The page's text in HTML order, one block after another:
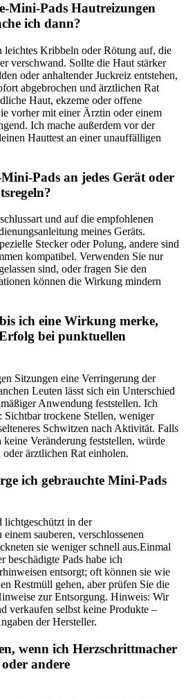
Hautreizungen
ich ⁢dann?
leichtes Kribbeln ⁣oder‍ Rötung ⁢auf,‍ die
‍verschwand. Sollte die ⁢Haut stärker‍
oder ‍anhaltender Juckreiz entstehen,⁣
abgebrochen und⁣ ärztlichen Rat⁣
Haut, ekzeme oder ⁤offene
vorher mit einer Ärztin oder einem
​Ich mache außerdem vor der
⁢Hauttest an einer unauffälligen
an jedes Gerät oder
und auf die empfohlenen‍
meines Geräts.​
Stecker oder Polung, andere sind
kompatibel. Verwenden Sie nur⁤
sind, oder‍ fragen Sie den
können die Wirkung mindern
ich‌ eine Wirkung merke,​
bei punktuellen
Sitzungen ⁢eine Verringerung der
Leuten lässt sich ⁢ein Unterschied
‌Anwendung feststellen. Ich
⁣Sichtbar trockene‍ Stellen, weniger
Schwitzen nach Aktivität. Falls
keine Veränderung feststellen,​ würde‍
ärztlichen ‌Rat‍ einholen.
ich ‍gebrauchte Mini‑Pads
‍lichtgeschützt in der
sauberen, verschlossenen
sie ​weniger schnell aus.Einmal
beschädigte Pads​ habe ich
entsorgt; oft können sie ‌wie
Restmüll gehen, aber prüfen Sie die
zur Entsorgung.⁢ Hinweis: Wir
⁣verkaufen selbst keine ⁣Produkte –
der Hersteller.
wenn ich Herzschrittmacher
andere